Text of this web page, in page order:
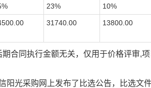
23% 10%
31740.00 13800.00
合同执行金额无关，仅用于价格评审,
阳光采购网上发布了比选公告，比选文